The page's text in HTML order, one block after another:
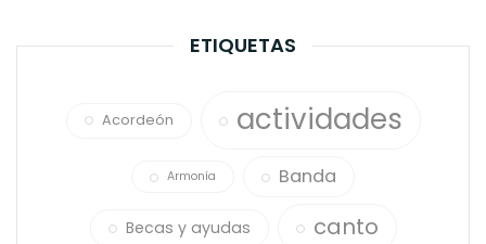
ETIQUETAS
Acordeón actividades
Armonía Banda
Becas y ayudas canto